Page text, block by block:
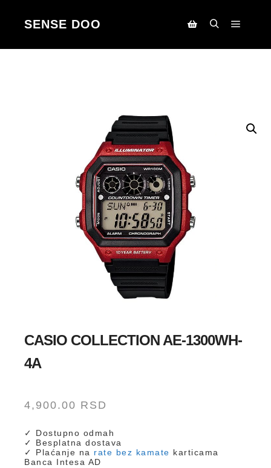
SENSE DOO
CASIO COLLECTION AE-1300WH-
4A
4,900.00 RSD
✓ Dostupno odmah
✓ Besplatna dostava
✓ Plaćanje na rate bez kamate karticama
Banca Intesa AD